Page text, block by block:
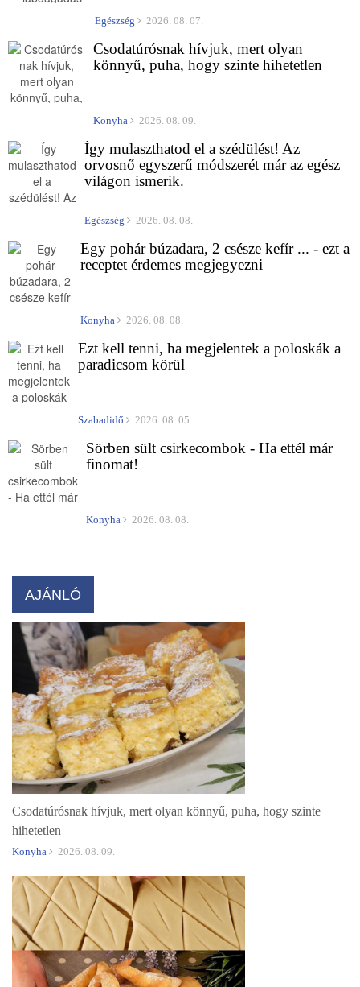
Egészség 2026. 08. 07.
Csodatúrósnak hívjuk, mert olyan
könnyű, puha, hogy szinte hihetetlen
Konyha 2026. 08. 09.
Így mulaszthatod el a szédülést! Az
orvosnő egyszerű módszerét már az egész
világon ismerik.
Egészség 2026. 08. 08.
Egy pohár búzadara, 2 csésze kefír ... - ezt a
receptet érdemes megjegyezni
Konyha 2026. 08. 08.
Ezt kell tenni, ha megjelentek a poloskák a
paradicsom körül
Szabadidő 2026. 08. 05.
Sörben sült csirkecombok - Ha ettél már
finomat!
Konyha 2026. 08. 08.
AJÁNLÓ
Csodatúrósnak hívjuk, mert olyan könnyű, puha, hogy szinte
hihetetlen
Konyha 2026. 08. 09.